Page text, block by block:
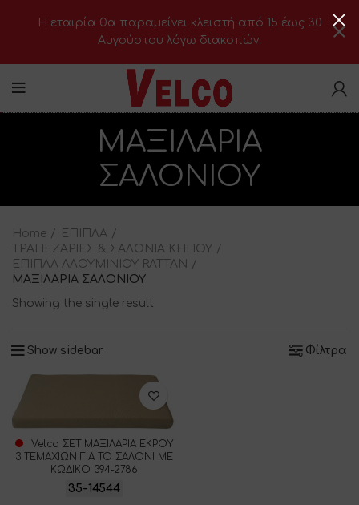
ΜΑΞΙΛΑΡΙΑ
ΣΑΛΟΝΙΟΥ
Home
ΕΠΙΠΛΑ
ΤΡΑΠΕΖΑΡΙΕΣ & ΣΑΛΟΝΙΑ ΚΗΠΟΥ
ΕΠΙΠΛΑ ΑΛΟΥΜΙΝΙΟΥ RATTAN
ΜΑΞΙΛΑΡΙΑ ΣΑΛΟΝΙΟΥ
Showing the single result
Show sidebar Φίλτρα
Velco ΣΕΤ ΜΑΞΙΛΑΡΙΑ ΕΚΡΟΥ
3 ΤΕΜΑΧΙΩΝ ΓΙΑ TO ΣΑΛΟΝΙ ΜΕ
ΚΩΔΙΚΟ 394-2786
35-14544
H εταιρία θα παραμείνει κλειστή από 15 έως 30
Αυγούστου λόγω διακοπών.